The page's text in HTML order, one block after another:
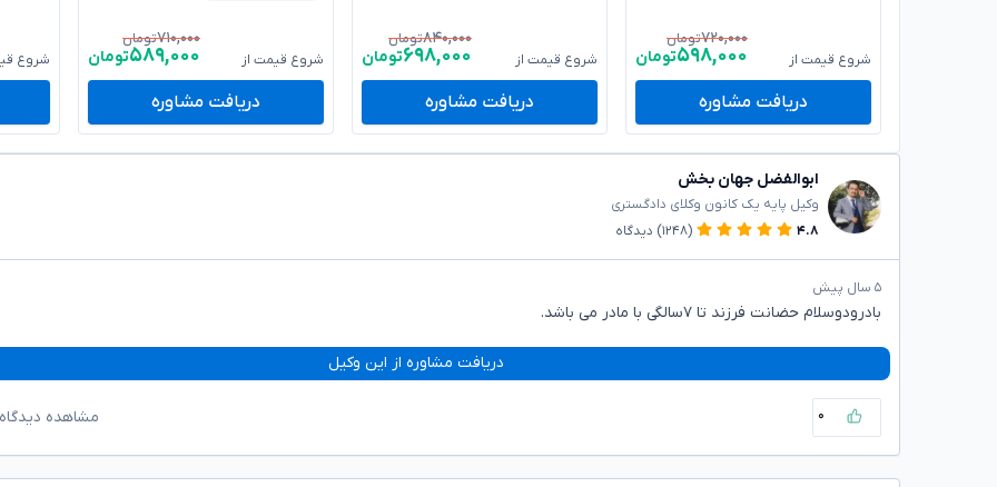
شروع قیمت از
۷۲۰,۰۰۰تومان
۵۹۸,۰۰۰تومان
دریافت مشاوره
شروع قیمت از
۸۴۰,۰۰۰تومان
۶۹۸,۰۰۰تومان
دریافت مشاوره
شروع قیمت از
۷۱۰,۰۰۰تومان
۵۸۹,۰۰۰تومان
دریافت مشاوره
شروع
ابوالفضل جهان بخش
وکیل پایه یک کانون وکلای دادگستری
۴.۸
(۱۲۴۸) دیدگاه
۵ سال پیش
بادرودوسلام حضانت فرزند تا ۷سالگی با مادر می باشد.
دریافت مشاوره از این وکیل
۰ مشاهده